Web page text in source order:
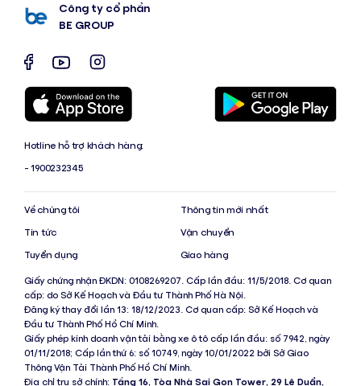
Công ty cổ phần
BE GROUP
Hotline hỗ trợ khách hàng:
- 1900232345
Về chúng tôi
Tin tức
Tuyển dụng
Thông tin mới nhất
Vận chuyển
Giao hàng
Giấy chứng nhận ĐKDN: 0108269207. Cấp lần đầu: 11/5/2018. Cơ quan
cấp: do Sở Kế Hoạch và Đầu tư Thành Phố Hà Nội.
Đăng ký thay đổi lần 13: 18/12/2023. Cơ quan cấp: Sở Kế Hoạch và
Đầu tư Thành Phố Hồ Chí Minh.
Giấy phép kinh doanh vận tải bằng xe ô tô cấp lần đầu: số 7942, ngày
01/11/2018; Cấp lần thứ 6: số 10749, ngày 10/01/2022 bởi Sở Giao
Thông Vận Tải Thành Phố Hồ Chí Minh.
Địa chỉ trụ sở chính: Tầng 16, Tòa Nhà Sai Gon Tower, 29 Lê Duẩn,